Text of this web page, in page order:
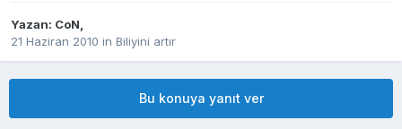
Yazan: CoN,
21 Haziran 2010 in Biliyini artır
Bu konuya yanıt ver